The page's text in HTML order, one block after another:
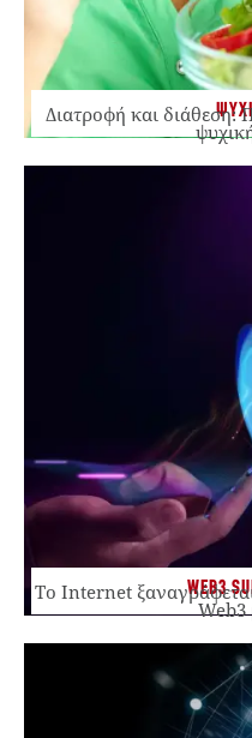
Διατροφή και διάθεση:
WEB3
Το Internet
Web3